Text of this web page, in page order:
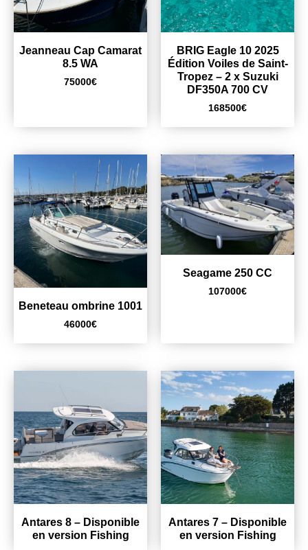
Jeanneau Cap Camarat
8.5 WA
75000€
BRIG Eagle 10 2025
Édition Voiles de Saint-
Tropez – 2 x Suzuki
DF350A 700 CV
168500€
Beneteau ombrine 1001
46000€
Seagame 250 CC
107000€
Antares 8 – Disponible
en version Fishing
Antares 7 – Disponible
en version Fishing